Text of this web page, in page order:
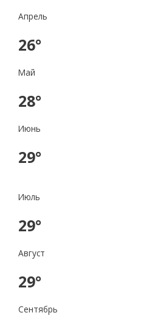
Апрель
26°
Май
28°
Июнь
29°
Июль
29°
Август
29°
Сентябрь